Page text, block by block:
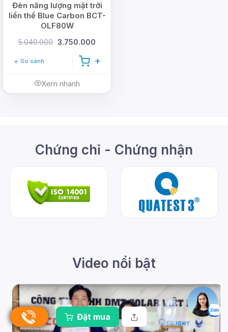
Đèn năng lượng mặt trời
liền thể Blue Carbon BCT-
OLF80W
5.040.000 3.750.000
So sánh
Xem nhanh
Đặt mua
Chứng chỉ - Chứng nhận
Video nổi bật